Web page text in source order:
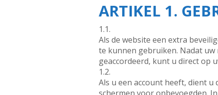
ARTIKEL 1.
1.1.
Als de website een extra
te kunnen gebruiken. Nadat
geaccordeerd, kunt u direct op
1.2.
Als u een account heeft, dient